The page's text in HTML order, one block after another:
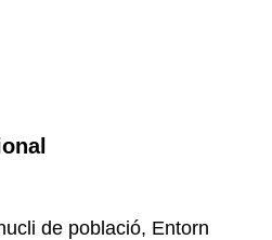
de població, Entorn